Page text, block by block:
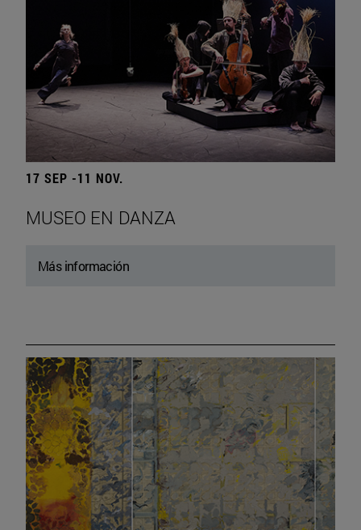
17 SEP -11 NOV.
MUSEO EN DANZA
Más información